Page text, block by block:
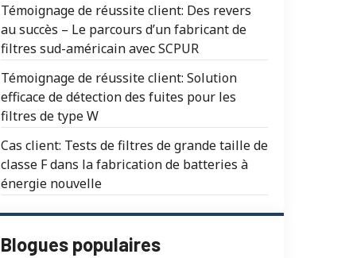
Témoignage de réussite client: Des revers
au succès – Le parcours d’un fabricant de
filtres sud-américain avec SCPUR
Témoignage de réussite client: Solution
efficace de détection des fuites pour les
filtres de type W
Cas client: Tests de filtres de grande taille de
classe F dans la fabrication de batteries à
énergie nouvelle
Blogues populaires